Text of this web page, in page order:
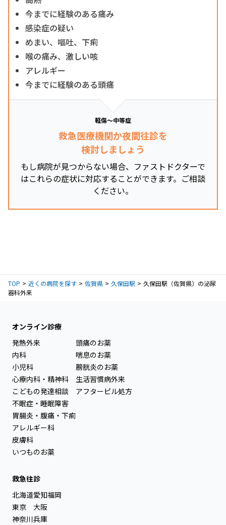
今までに経験のある痛み
感染症の疑い
めまい、嘔吐、下痢
喉の痛み、激しい咳
アレルギー
今までに経験のある頭痛
軽傷～中等症
救急医療機関か夜間往診を
検討しましょう
もし病院が見つからない場合、ファストドクターで
はこれらの症状に対応することができます。ご相談
ください。
TOP 近くの病院を探す 佐賀県 久保田駅
久保田駅（佐賀県）の泌尿
器科外来
オンライン診療
発熱外来
内科
小児科
心療内科・精神科
こどもの発達相談
不眠症・睡眠障害
胃腸炎・腹痛・下痢
アレルギー科
皮膚科
いつものお薬
頭痛のお薬
喘息のお薬
膀胱炎のお薬
生活習慣病外来
アフターピル処方
救急往診
北海道
東京
神奈川
愛知
大阪
兵庫
福岡